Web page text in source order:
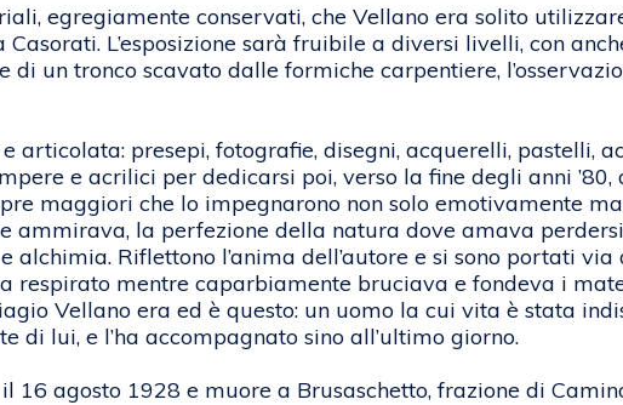
egregiamente conservati, che Vellano era solito
L’esposizione sarà fruibile a diversi livelli, con
un tronco scavato dalle formiche carpentiere,
articolata: presepi, fotografie, disegni, acquerelli, pastelli,
e acrilici per dedicarsi poi, verso la fine degli anni
maggiori che lo impegnarono non solo emotivamente
ammirava, la perfezione della natura dove amava
Riflettono l’anima dell’autore e si sono portati via
respirato mentre caparbiamente bruciava e fondeva i
Vellano era ed è questo: un uomo la cui vita è stata
di lui, e l’ha accompagnato sino all’ultimo giorno.
16 agosto 1928 e muore a Brusaschetto, frazione di